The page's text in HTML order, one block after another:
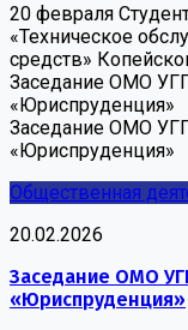
20 февраля
«Техническое
средств»
Заседание ОМО
«Юриспруденция»
Заседание ОМО
«Юриспруденция»
Общественная
20.02.2026
Заседание ОМО
«Юриспруденция»